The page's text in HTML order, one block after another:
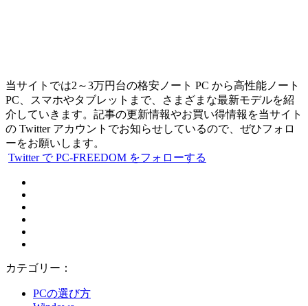
当サイトでは2～3万円台の格安ノート PC から高性能ノート
PC、スマホやタブレットまで、さまざまな最新モデルを紹
介していきます。記事の更新情報やお買い得情報を当サイト
の Twitter アカウントでお知らせしているので、ぜひフォロ
ーをお願いします。
Twitter で PC-FREEDOM をフォローする
カテゴリー：
PCの選び方